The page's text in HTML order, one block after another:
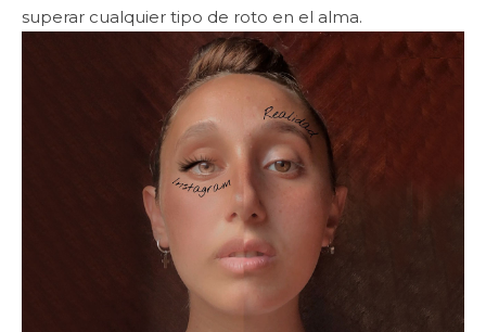
superar cualquier tipo de roto en el alma.